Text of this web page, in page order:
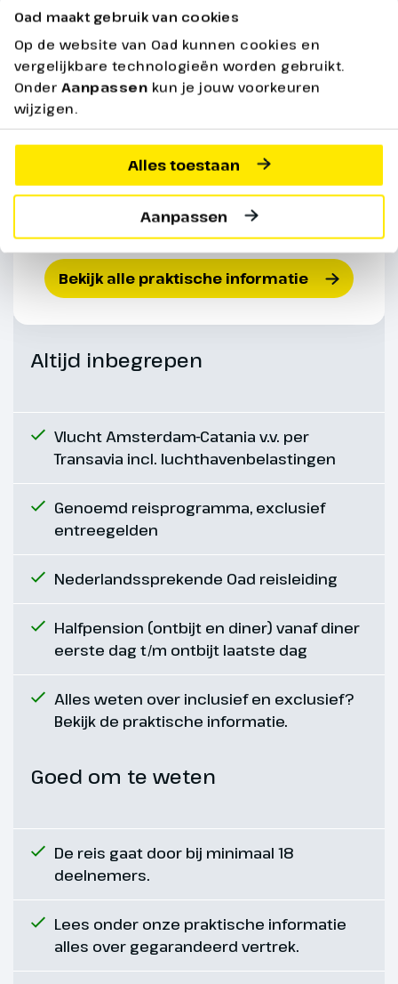
Oad maakt gebruik van cookies
Op de website van Oad kunnen cookies en
vergelijkbare technologieën worden gebruikt.
Onder Aanpassen kun je jouw voorkeuren
wijzigen.
Alles toestaan
Aanpassen
charmante steegjes zien we de
terug in de bouwstijlen.
Dag 6
Cefalù
275 km
We bezoeken Cefalù en bekijken
de enorme Normandische
om door de gezellige
middeleeuwse straatjes te
struinen. Je kunt gaan winkelen,
het kleine maar mooie Museo
Mandralisca (€) bezoeken of op
het terras genieten van de
typisch Siciliaanse specialiteit;
Brioche con gelato, oftewel een
broodje met ijs. Een absolute
aanrader en heerlijk op een
warme dag. Na de lunch rijden
Messina naar Letojanni voor twee
Altijd inbegrepen
Vlucht Amsterdam-Catania v.v. per
Transavia incl. luchthavenbelastingen
Genoemd reisprogramma, exclusief
entreegelden
Nederlandssprekende Oad reisleiding
Halfpension (ontbijt en diner) vanaf diner
eerste dag t/m ontbijt laatste dag
Alles weten over inclusief en exclusief?
Bekijk de praktische informatie.
Bekijk alle praktische informatie
Goed om te weten
De reis gaat door bij minimaal 18
deelnemers.
Lees onder onze praktische informatie
alles over gegarandeerd vertrek.